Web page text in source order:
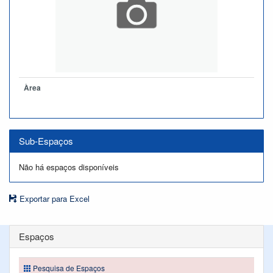
Àrea
Sub-Espaços
Não há espaços disponíveis
Exportar para Excel
Espaços
Pesquisa de Espaços